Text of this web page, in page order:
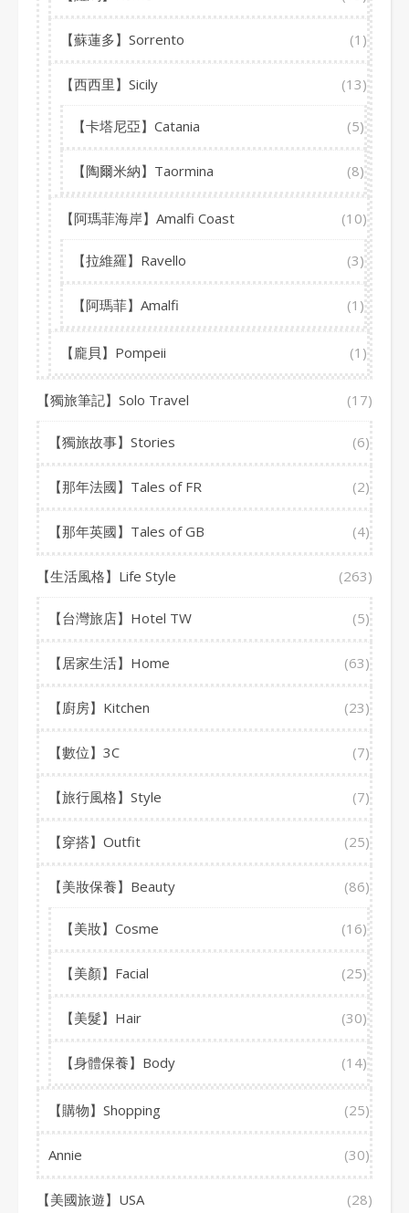
【蘇蓮多】Sorrento (1)
【西西里】Sicily (13)
【卡塔尼亞】Catania (5)
【陶爾米納】Taormina (8)
【阿瑪菲海岸】Amalfi Coast (10)
【拉維羅】Ravello (3)
【阿瑪菲】Amalfi (1)
【龐貝】Pompeii (1)
【獨旅筆記】Solo Travel (17)
【獨旅故事】Stories (6)
【那年法國】Tales of FR (2)
【那年英國】Tales of GB (4)
【生活風格】Life Style (263)
【台灣旅店】Hotel TW (5)
【居家生活】Home (63)
【廚房】Kitchen (23)
【數位】3C (7)
【旅行風格】Style (7)
【穿搭】Outfit (25)
【美妝保養】Beauty (86)
【美妝】Cosme (16)
【美顏】Facial (25)
【美髮】Hair (30)
【身體保養】Body (14)
【購物】Shopping (25)
Annie (30)
【美國旅遊】USA (28)